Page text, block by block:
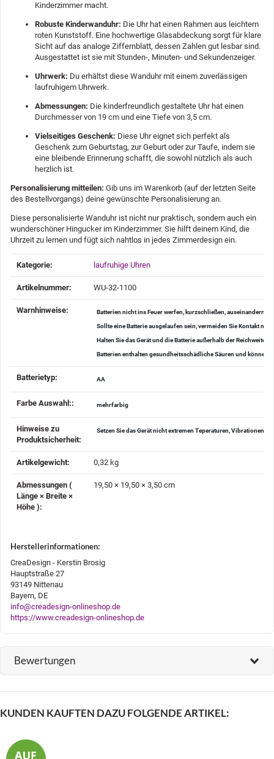
Kinderzimmer macht.
Robuste Kinderwanduhr: Die Uhr hat einen Rahmen aus leichtem
roten Kunststoff. Eine hochwertige Glasabdeckung sorgt für klare
Sicht auf das analoge Ziffernblatt, dessen Zahlen gut lesbar sind.
Ausgestattet ist sie mit Stunden-, Minuten- und Sekundenzeiger.
Uhrwerk: Du erhältst diese Wanduhr mit einem zuverlässigen
laufruhigem Uhrwerk.
Abmessungen: Die kinderfreundlich gestaltete Uhr hat einen
Durchmesser von 19 cm und eine Tiefe von 3,5 cm.
Vielseitiges Geschenk: Diese Uhr eignet sich perfekt als
Geschenk zum Geburtstag, zur Geburt oder zur Taufe, indem sie
eine bleibende Erinnerung schafft, die sowohl nützlich als auch
herzlich ist.
Personalisierung mitteilen: Gib uns im Warenkorb (auf der letzten Seite
des Bestellvorgangs) deine gewünschte Personalisierung an.
Diese personalisierte Wanduhr ist nicht nur praktisch, sondern auch ein
wunderschöner Hingucker im Kinderzimmer. Sie hilft deinem Kind, die
Uhrzeit zu lernen und fügt sich nahtlos in jedes Zimmerdesign ein.
Produkteigenschaft
Wert
Kategorie: laufruhige Uhren
Artikelnummer: WU-32-1100
Warnhinweise‍: Batterien nicht ins Feuer werfen, kurzschließen,
Sollte eine Batterie ausgelaufen sein, vermeiden Sie Kontakt
Halten Sie das Gerät und die Batterie außerhalb der Reichweite
Batterien enthalten gesundheitsschädliche Säuren und können
Batterietyp‍: AA
Farbe Auswahl:‍: mehrfarbig
Hinweise zu
Produktsicherheit‍:
Setzen Sie das Gerät nicht extremen Teperaturen, Vibrationen
Artikelgewicht‍: 0,32 kg
Abmessungen (
Länge × Breite ×
Höhe )‍:
19,50 × 19,50 × 3,50 cm
Herstellerinformationen:
CreaDesign - Kerstin Brosig
Hauptstraße 27
93149 Nittenau
Bayern, DE
info@creadesign-onlineshop.de
https://www.creadesign-onlineshop.de
Bewertungen
KUNDEN KAUFTEN DAZU FOLGENDE ARTIKEL: